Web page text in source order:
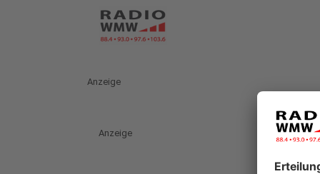
Anzeige
Anzeige